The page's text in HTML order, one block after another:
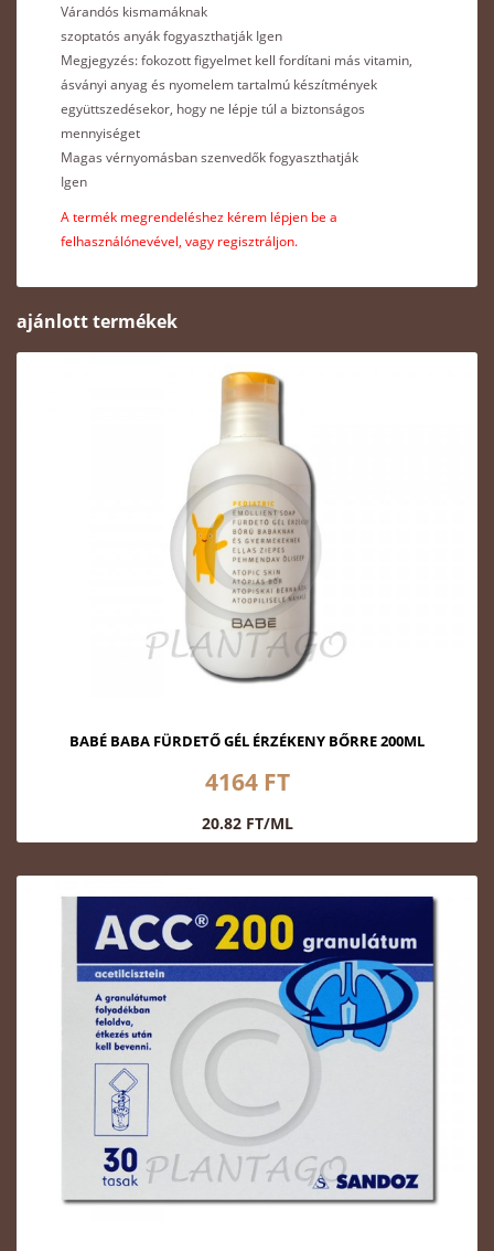
Várandós kismamáknak
szoptatós anyák fogyaszthatják Igen
Megjegyzés: fokozott figyelmet kell fordítani más vitamin,
ásványi anyag és nyomelem tartalmú készítmények
együttszedésekor, hogy ne lépje túl a biztonságos
mennyiséget
Magas vérnyomásban szenvedők fogyaszthatják
Igen
A termék megrendeléshez kérem lépjen be a
felhasználónevével, vagy regisztráljon.
ajánlott termékek
BABÉ BABA FÜRDETŐ GÉL ÉRZÉKENY BŐRRE 200ML
4164 FT
20.82 FT/ML